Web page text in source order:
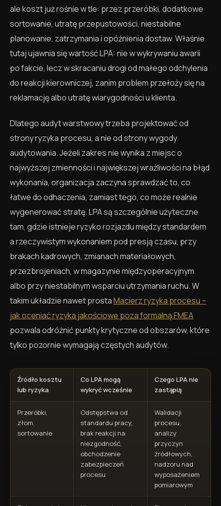
ale koszt już rośnie w tle: przez przeróbki, dodatkowe
sortowanie, utratę przepustowości, niestabilne
planowanie, zatrzymania i opóźnienia dostaw. Właśnie
tutaj ujawnia się wartość LPA: nie w wykrywaniu awarii
po fakcie, lecz w skracaniu drogi od małego odchylenia
do reakcji kierowniczej, zanim problem przełoży się na
reklamację albo utratę wiarygodności u klienta.
Dlatego audyt warstwowy trzeba projektować od
strony ryzyka procesu, a nie od strony wygody
audytowania. Jeżeli zakres nie wynika z miejsc o
najwyższej zmienności i największej wrażliwości na błąd
wykonania, organizacja zaczyna sprawdzać to, co
łatwe do odhaczenia, zamiast tego, co może realnie
wygenerować stratę. LPA są szczególnie użyteczne
tam, gdzie istnieje ryzyko rozjazdu między standardem
a rzeczywistym wykonaniem pod presją czasu, przy
brakach kadrowych, zmianach materiałowych,
przezbrojeniach, w magazynie międzyoperacyjnym
albo przy niestabilnym wsparciu utrzymania ruchu. W
takim układzie nawet prostaMacierz ryzyka procesu –
jak oceniać ryzyka jakościowe poza formalną FMEA
pozwala odróżnić punkty krytyczne od obszarów, które
tylko pozornie wymagają częstych audytów.
Źródło kosztu
lub ryzyka
Co LPA mogą
wykryć wcześnie
Czego LPA nie
zastąpią
Przeróbki,
złom,
sortowanie
Odstępstwa od
standardu pracy,
brak reakcji na
niezgodność,
obchodzenie
zabezpieczeń
procesu
Walidacji
procesu,
analizy
przyczyn
źródłowych,
nadzoru nad
wyposażeniem
pomiarowym